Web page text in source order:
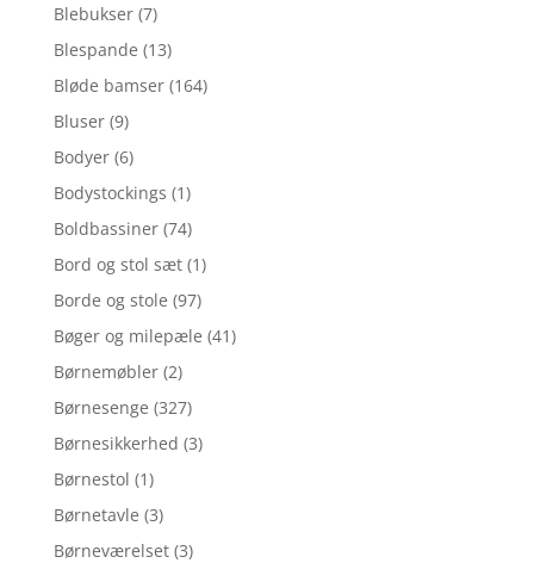
Blebukser (7)
Blespande (13)
Bløde bamser (164)
Bluser (9)
Bodyer (6)
Bodystockings (1)
Boldbassiner (74)
Bord og stol sæt (1)
Borde og stole (97)
Bøger og milepæle (41)
Børnemøbler (2)
Børnesenge (327)
Børnesikkerhed (3)
Børnestol (1)
Børnetavle (3)
Børneværelset (3)